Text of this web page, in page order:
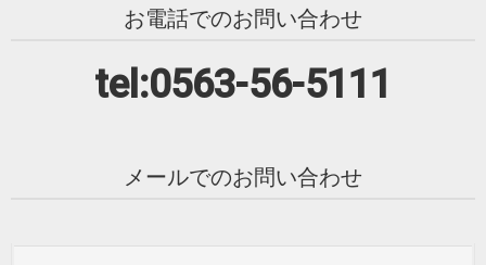
お電話でのお問い合わせ
tel:0563-56-5111
メールでのお問い合わせ